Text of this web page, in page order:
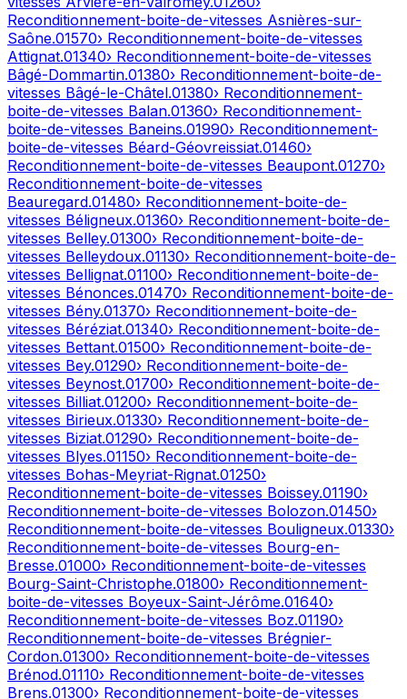
Reconditionnement-boite-de-vitesses Asnières-sur-
Saône.01570› Reconditionnement-boite-de-vitesses
Attignat.01340› Reconditionnement-boite-de-vitesses
Bâgé-Dommartin.01380› Reconditionnement-boite-de-
vitesses Bâgé-le-Châtel.01380› Reconditionnement-
boite-de-vitesses Balan.01360› Reconditionnement-
boite-de-vitesses Baneins.01990› Reconditionnement-
boite-de-vitesses Béard-Géovreissiat.01460›
Reconditionnement-boite-de-vitesses Beaupont.01270›
Reconditionnement-boite-de-vitesses
Beauregard.01480› Reconditionnement-boite-de-
vitesses Béligneux.01360› Reconditionnement-boite-de-
vitesses Belley.01300› Reconditionnement-boite-de-
vitesses Belleydoux.01130› Reconditionnement-boite-de-
vitesses Bellignat.01100› Reconditionnement-boite-de-
vitesses Bénonces.01470› Reconditionnement-boite-de-
vitesses Bény.01370› Reconditionnement-boite-de-
vitesses Béréziat.01340› Reconditionnement-boite-de-
vitesses Bettant.01500› Reconditionnement-boite-de-
vitesses Bey.01290› Reconditionnement-boite-de-
vitesses Beynost.01700› Reconditionnement-boite-de-
vitesses Billiat.01200› Reconditionnement-boite-de-
vitesses Birieux.01330› Reconditionnement-boite-de-
vitesses Biziat.01290› Reconditionnement-boite-de-
vitesses Blyes.01150› Reconditionnement-boite-de-
vitesses Bohas-Meyriat-Rignat.01250›
Reconditionnement-boite-de-vitesses Boissey.01190›
Reconditionnement-boite-de-vitesses Bolozon.01450›
Reconditionnement-boite-de-vitesses Bouligneux.01330›
Reconditionnement-boite-de-vitesses Bourg-en-
Bresse.01000› Reconditionnement-boite-de-vitesses
Bourg-Saint-Christophe.01800› Reconditionnement-
boite-de-vitesses Boyeux-Saint-Jérôme.01640›
Reconditionnement-boite-de-vitesses Boz.01190›
Reconditionnement-boite-de-vitesses Brégnier-
Cordon.01300› Reconditionnement-boite-de-vitesses
Brénod.01110› Reconditionnement-boite-de-vitesses
Brens.01300› Reconditionnement-boite-de-vitesses